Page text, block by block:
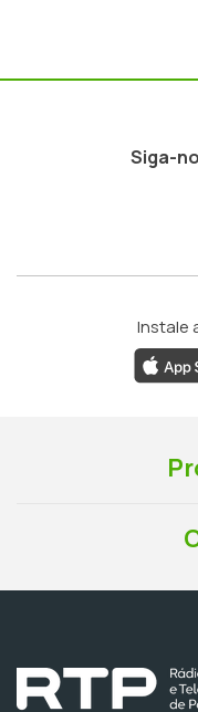
Siga-
Instale